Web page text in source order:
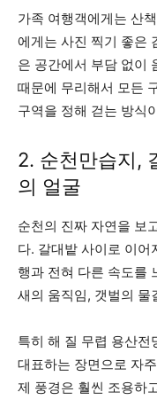
가족 여행객에게는 산
에게는 사진 찍기 좋은
은 공간에서 부담 없이
때문에 무리해서 모든
구역을 정해 걷는 방식
2. 순천만습지,
의 얼굴
순천의 진짜 자연을 보
다. 갈대밭 사이로 이어
행과 전혀 다른 속도를
새의 움직임, 갯벌의 물
특히 해 질 무렵 용산전
대표하는 장면으로 자
제 풍경은 훨씬 조용하